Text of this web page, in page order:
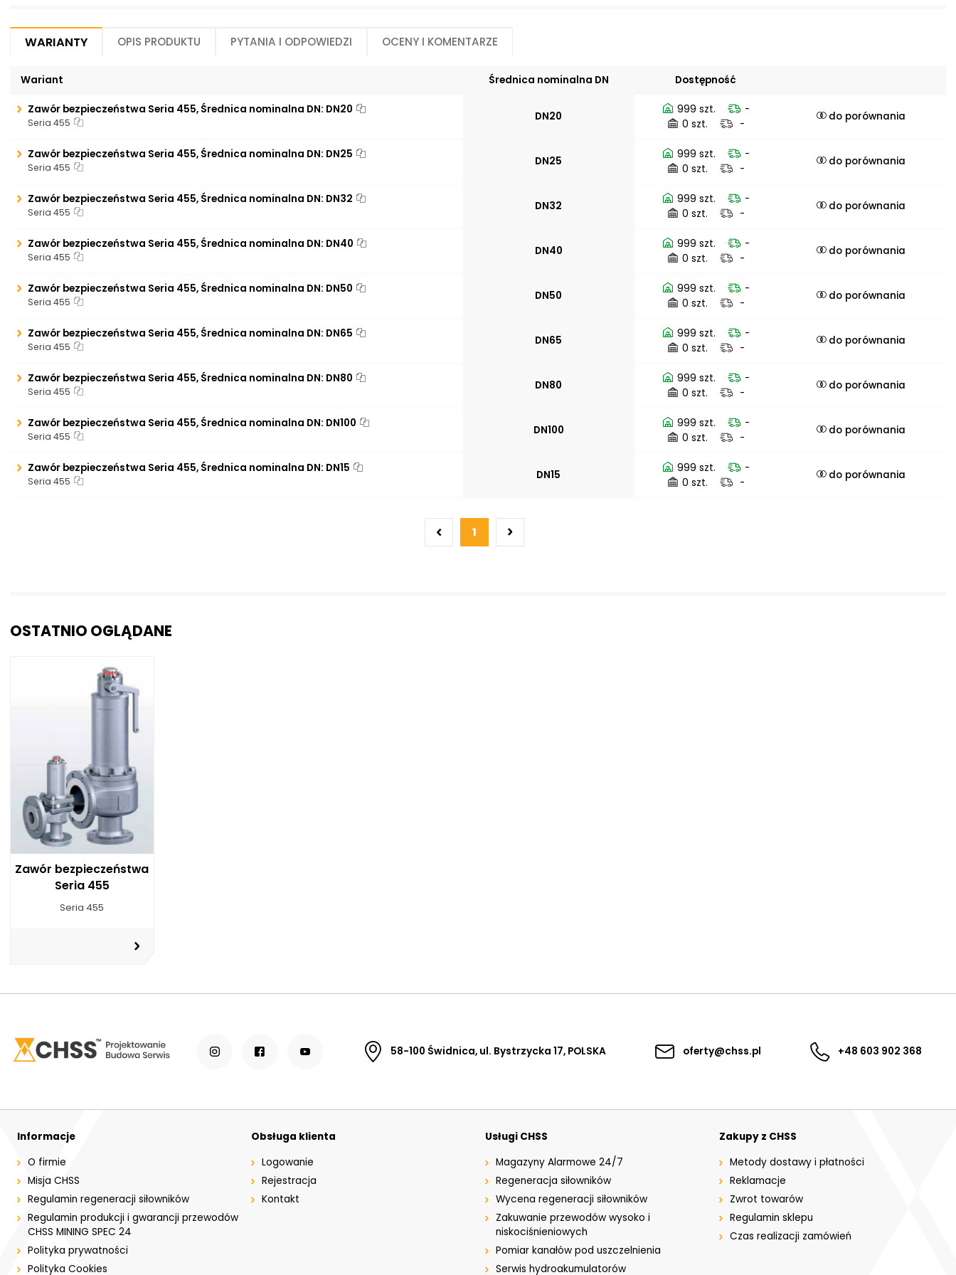
Warianty Opis produktu Pytania i odpowiedzi Oceny i komentarze
Wariant Średnica nominalna DN Dostępność
Zawór bezpieczeństwa Seria 455, Średnica nominalna DN: DN20
Seria 455 DN20
999 szt.
-
0 szt.
-
do porównania
Zawór bezpieczeństwa Seria 455, Średnica nominalna DN: DN25
Seria 455 DN25
999 szt.
-
0 szt.
-
do porównania
Zawór bezpieczeństwa Seria 455, Średnica nominalna DN: DN32
Seria 455 DN32
999 szt.
-
0 szt.
-
do porównania
Zawór bezpieczeństwa Seria 455, Średnica nominalna DN: DN40
Seria 455 DN40
999 szt.
-
0 szt.
-
do porównania
Zawór bezpieczeństwa Seria 455, Średnica nominalna DN: DN50
Seria 455 DN50
999 szt.
-
0 szt.
-
do porównania
Zawór bezpieczeństwa Seria 455, Średnica nominalna DN: DN65
Seria 455 DN65
999 szt.
-
0 szt.
-
do porównania
Zawór bezpieczeństwa Seria 455, Średnica nominalna DN: DN80
Seria 455 DN80
999 szt.
-
0 szt.
-
do porównania
Zawór bezpieczeństwa Seria 455, Średnica nominalna DN: DN100
Seria 455 DN100
999 szt.
-
0 szt.
-
do porównania
Zawór bezpieczeństwa Seria 455, Średnica nominalna DN: DN15
Seria 455 DN15
999 szt.
-
0 szt.
-
do porównania
1
OSTATNIO OGLĄDANE
Zawór bezpieczeństwa
Seria 455
Seria 455
58-100 Świdnica, ul. Bystrzycka 17, POLSKA oferty@chss.pl +48 603 902 368
Informacje
O firmie
Misja CHSS
Regulamin regeneracji siłowników
Regulamin produkcji i gwarancji przewodów
CHSS MINING SPEC 24
Polityka prywatności
Polityka Cookies
Obsługa klienta
Logowanie
Rejestracja
Kontakt
Usługi CHSS
Magazyny Alarmowe 24/7
Regeneracja siłowników
Wycena regeneracji siłowników
Zakuwanie przewodów wysoko i
niskociśnieniowych
Pomiar kanałów pod uszczelnienia
Serwis hydroakumulatorów
Zakupy z CHSS
Metody dostawy i płatności
Reklamacje
Zwrot towarów
Regulamin sklepu
Czas realizacji zamówień